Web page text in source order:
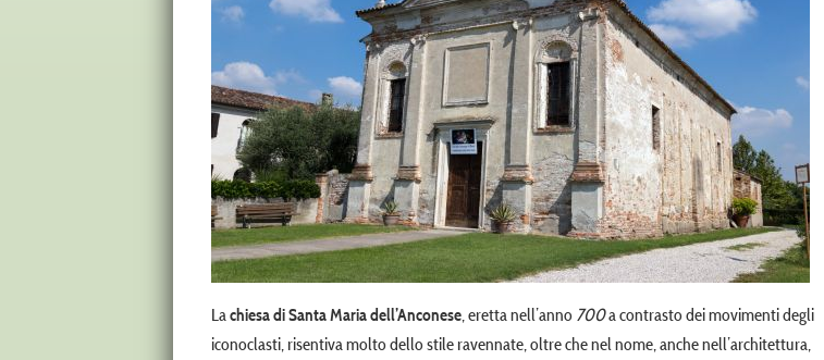
Lachiesa di Santa Maria dell’Anconese, eretta nell’anno 700a contrasto dei movimenti degli
iconoclasti, risentiva molto dello stile ravennate, oltre che nel nome, anche nell’architettura,